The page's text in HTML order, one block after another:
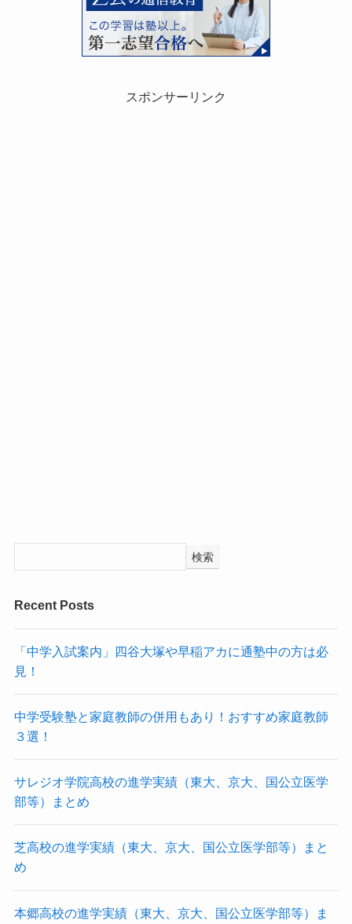
スポンサーリンク
検索
Recent Posts
「中学入試案内」四谷大塚や早稲アカに通塾中の方は必
見！
中学受験塾と家庭教師の併用もあり！おすすめ家庭教師
３選！
サレジオ学院高校の進学実績（東大、京大、国公立医学
部等）まとめ
芝高校の進学実績（東大、京大、国公立医学部等）まと
め
本郷高校の進学実績（東大、京大、国公立医学部等）ま